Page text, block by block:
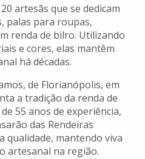
artesãs que se dedicam
palas para roupas,
renda de bilro. Utilizando
e cores, elas mantêm
há décadas.
de Florianópolis, em
a tradição da renda de
55 anos de experiência,
das Rendeiras
qualidade, mantendo viva
artesanal na região.